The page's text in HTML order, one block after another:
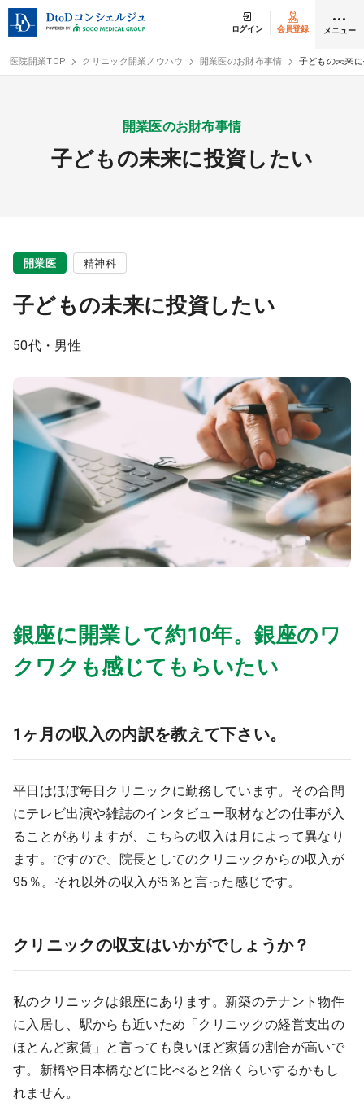
ログイン 会員登録 メニュー
クリニック開業
開業までの流れ
開業スタイル
開業スタイル TOP
医療モール開業
継承開業（医院継承）
新規開業（戸建て・テナント）
物件検索
コンサルタント
開業支援事例
開業支援事例
施工事例
開業ノウハウ
開業セミナー
診療圏調査
受付時間 9:00 ～ 18:00（平日）
0120-315-606
医師求人
医院の譲渡・売却をお考えの方
医院開業TOP クリニック開業ノウハウ 開業医のお財布事情 子どもの未来
開業医のお財布事情
子どもの未来に投資したい
開業医 精神科
子どもの未来に投資したい
50代・男性
銀座に開業して約10年。銀座のワ
クワクも感じてもらいたい
1ヶ月の収入の内訳を教えて下さい。
平日はほぼ毎日クリニックに勤務しています。その合間
にテレビ出演や雑誌のインタビュー取材などの仕事が入
ることがありますが、こちらの収入は月によって異なり
ます。ですので、院長としてのクリニックからの収入が
95％。それ以外の収入が5％と言った感じです。
クリニックの収支はいかがでしょうか？
私のクリニックは銀座にあります。新築のテナント物件
に入居し、駅からも近いため「クリニックの経営支出の
ほとんど家賃」と言っても良いほど家賃の割合が高いで
す。新橋や日本橋などに比べると2倍くらいするかもし
れません。